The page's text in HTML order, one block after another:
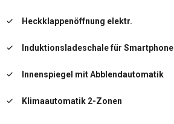
Heckklappenöffnung elektr.
Induktionsladeschale für Smartphone
Innenspiegel mit Abblendautomatik
Klimaautomatik 2-Zonen